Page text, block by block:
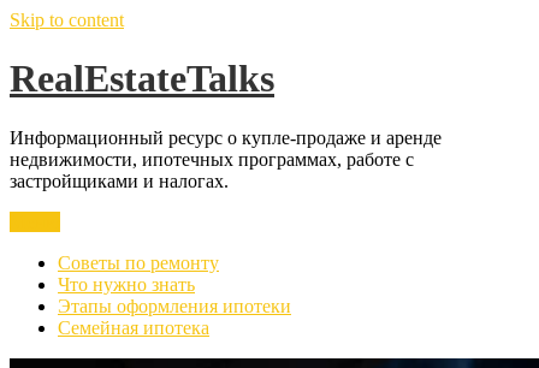
Skip to content
RealEstateTalks
Информационный ресурс о купле-продаже и аренде
недвижимости, ипотечных программах, работе с
застройщиками и налогах.
Советы по ремонту
Что нужно знать
Этапы оформления ипотеки
Семейная ипотека